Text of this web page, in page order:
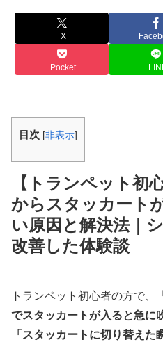
X
Pocket
目次 [非表示]
【トランペット初
からスタッカート
い原因と解決法｜
改善した体験談
トランペット初心者の方で、
でスタッカートが入ると急に
「スタッカートに切り替え